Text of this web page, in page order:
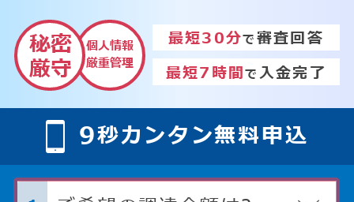
秘密
厳守
個人情報
厳重管理
最短30分で審査回答
最短7時間で入金完了
9秒カンタン無料申込